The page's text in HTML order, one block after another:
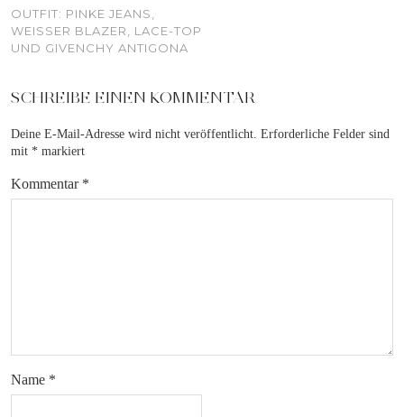
OUTFIT: PINKE JEANS,
WEISSER BLAZER, LACE-TOP U
ND GIVENCHY ANTIGONA
SCHREIBE EINEN KOMMENTAR
Deine E-Mail-Adresse wird nicht veröffentlicht. Erforderliche Felder sind
mit * markiert
Kommentar *
Name *